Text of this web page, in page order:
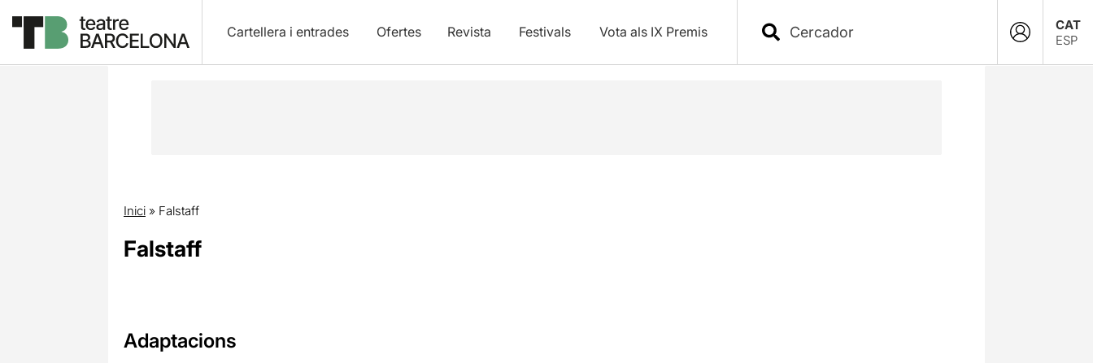
Cartellera i entrades Ofertes Revista Festivals Vota als IX Premis
CAT
ESP
Inici» Falstaff
Falstaff
Adaptacions